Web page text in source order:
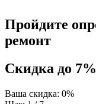
Пройдите
ремонт
Скидка до
Ваша скидка: 0%